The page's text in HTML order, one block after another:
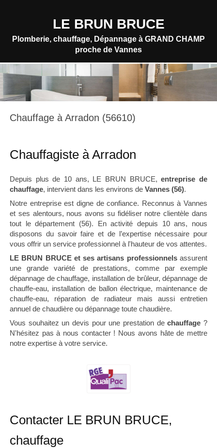
LE BRUN BRUCE
Plomberie, chauffage, Dépannage à GRAND CHAMP
proche de Vannes
Chauffage à Arradon (56610)
Chauffagiste à Arradon
Depuis plus de 10 ans, LE BRUN BRUCE,entreprise de
chauffage, intervient dans les environs de Vannes (56).
Notre entreprise est digne de confiance. Reconnus à Vannes
et ses alentours, nous avons su fidéliser notre clientèle dans
tout le département (56). En activité depuis 10 ans, nous
disposons du savoir faire et de l’expertise nécessaire pour
vous offrir un service professionnel à l'hauteur de vos attentes.
LE BRUN BRUCE et ses artisans professionnelsassurent
une grande variété de prestations, comme par exemple
dépannage de chauffage, installation de brûleur, dépannage de
chauffe-eau, installation de ballon électrique, maintenance de
chauffe-eau, réparation de radiateur mais aussi entretien
annuel de chaudière ou dépannage toute chaudière.
Vous souhaitez un devis pour une prestation dechauffage ?
N'hésitez pas à nous contacter ! Nous avons hâte de mettre
notre expertise à votre service.
Contacter LE BRUN BRUCE,
chauffage